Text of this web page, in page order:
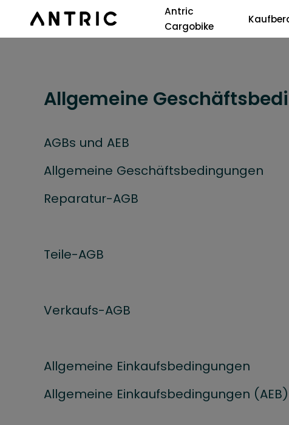
Antric
Cargobike
Allgemeine
AGBs und AEB
Allgemeine Geschäftsbedingungen
Reparatur-AGB
Teile-AGB
Verkaufs-AGB
Allgemeine Einkaufsbedingungen
Allgemeine Einkaufsbedingungen (AEB)